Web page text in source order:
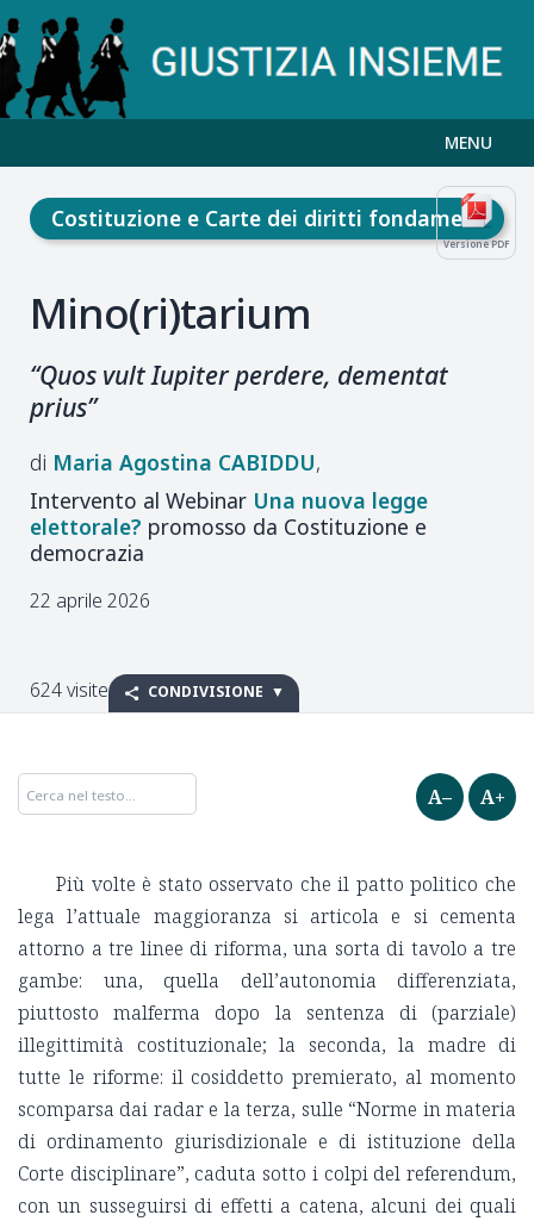
MENU
Versione PDF
Costituzione e Carte dei diritti fondamentali
Mino(ri)tarium
“Quos vult Iupiter perdere, dementat
prius”
Maria Agostina CABIDDU
Intervento al Webinar Una nuova legge
elettorale? promosso da Costituzione e
democrazia
22 aprile 2026
624 visite CONDIVISIONE
A– A+
Più volte è stato osservato che il patto politico che
lega l’attuale maggioranza si articola e si cementa
attorno a tre linee di riforma, una sorta di tavolo a tre
gambe: una, quella dell’autonomia differenziata,
piuttosto malferma dopo la sentenza di (parziale)
illegittimità costituzionale; la seconda, la madre di
tutte le riforme: il cosiddetto premierato, al momento
scomparsa dai radar e la terza, sulle “Norme in materia
di ordinamento giurisdizionale e di istituzione della
Corte disciplinare”, caduta sotto i colpi del referendum,
con un susseguirsi di effetti a catena, alcuni dei quali